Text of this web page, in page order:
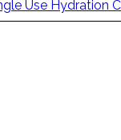
Use Hydration